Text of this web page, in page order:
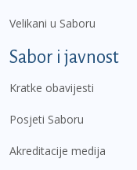
Velikani u Saboru
Sabor i javnost
Kratke obavijesti
Posjeti Saboru
Akreditacije medija